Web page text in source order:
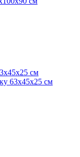
63x45x25 см